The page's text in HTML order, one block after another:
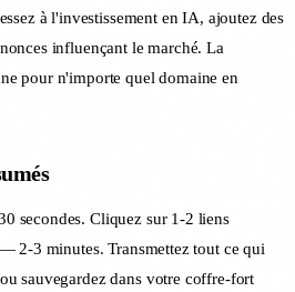
à l'investissement en IA, ajoutez des
influençant le marché. La
pour n'importe quel domaine en
secondes. Cliquez sur 1-2 liens
2-3 minutes. Transmettez tout ce qui
sauvegardez dans votre coffre-fort